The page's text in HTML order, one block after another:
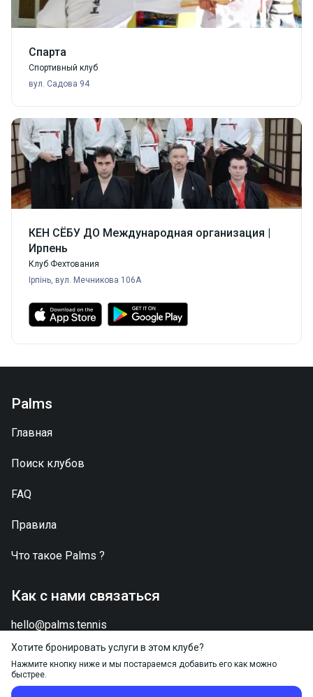
Хотите бронировать услуги в этом клубе?
Нажмите кнопку ниже и мы постараемся добавить его как можно
быстрее.
Спарта
Спортивный клуб
вул. Садова 94
КЕН СЁБУ ДО Международная организация |
Ирпень
Клуб Фехтования
Ірпінь, вул. Мечникова 106A
Palms
Главная
Поиск клубов
FAQ
Правила
Что такое Palms ?
Как с нами связаться
hello@palms.tennis